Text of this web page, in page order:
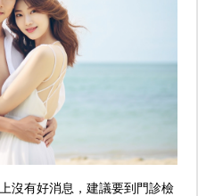
沒有好消息，建議要到門診檢